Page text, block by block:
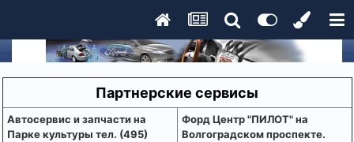
Партнерские сервисы
Aвтосервис и запчасти на
Парке культуры тел. (495)
Форд Центр "ПИЛОТ" на
Волгоградском проспекте.